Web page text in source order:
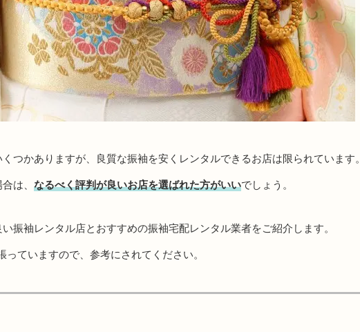
つかありますが、良質な振袖を安くレンタルできるお店は限られています。
は、 なるべく評判が良いお店を選ばれた方がいいでしょう。
振袖レンタル店とおすすめの振袖宅配レンタル業者をご紹介します。
ていますので、参考にされてください。